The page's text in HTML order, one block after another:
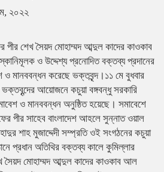
২০২২
পীর শেখ সৈয়দ মোহাম্মদ আব্দুল কাদের কাওকাব
ও উদ্দেশ্য প্রনোদিত বক্তব্য প্রদানের
ও মানববন্ধন করেছে ভক্তবৃন্দ।১১ মে বুধবার
ভক্তবৃন্দের আয়োজনে কচুয়া বঙ্গবন্ধু সরকারি
ও মানববন্ধন অনুষ্ঠিত হয়েছে। সমাবেশে
পীর সাহেব বাংলাদেশ আহলে সুন্নাত ওয়াল
শাহ মুজাদ্দেদী সম্প্রতি ওই সংগঠনের কচুয়া
প্রধান অতিথির বক্তব্য কালে কুমিল্লার
সৈয়দ মোহাম্মদ আব্দুল কাদের কাওকাব আল